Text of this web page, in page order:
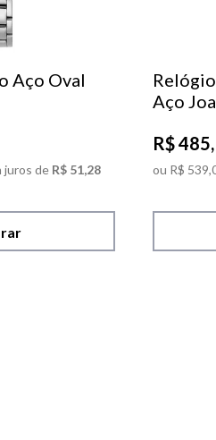
Aço Oval
juros de R$ 51,28
Aço
R$485,
ou R$ 539,